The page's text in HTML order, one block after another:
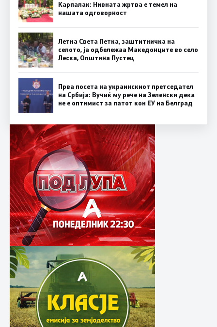
Карпалак: Нивната жртва е темел на
нашата одговорност
Летна Света Петка, заштитничка на
селото, ја одбележаа Македонците во село
Леска, Општина Пустец
Прва посета на украинскиот претседател
на Србија: Вучиќ му рече на Зеленски дека
не е оптимист за патот кон ЕУ на Белград